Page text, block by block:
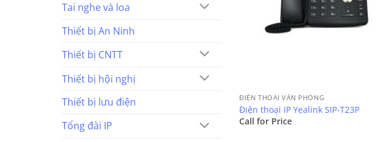
Tai nghe và loa
Thiết bị An Ninh
Thiết bị CNTT
Thiết bị hội nghị
Thiết bị lưu điện
Tổng đài IP
ĐIỆN THOẠI VĂN PHÒNG
Điện thoại IP Yealink SIP-T23P
Call for Price